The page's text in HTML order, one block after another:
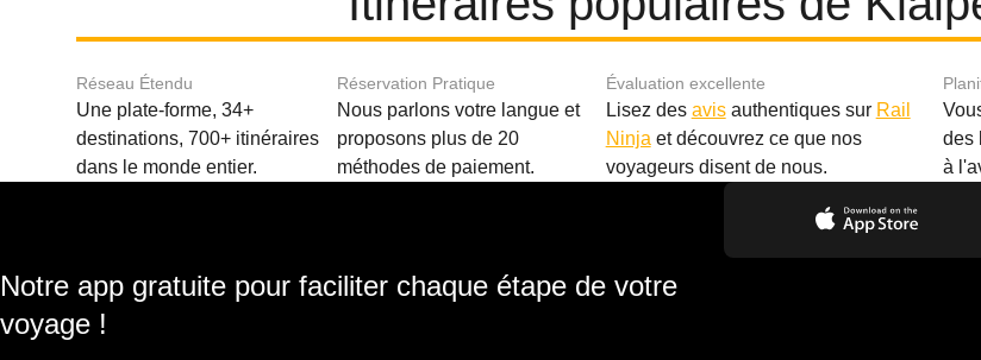
Réseau Étendu
Une plate-forme, 34+
destinations, 700+ itinéraires
dans le monde entier.
Réservation Pratique
Nous parlons votre langue et
proposons plus de 20
méthodes de paiement.
Évaluation excellente
Lisez des avisauthentiques sur Rail
Ninja et découvrez ce que nos
voyageurs disent de nous.
des
à
Notre app gratuite pour faciliter chaque étape de votre
voyage !